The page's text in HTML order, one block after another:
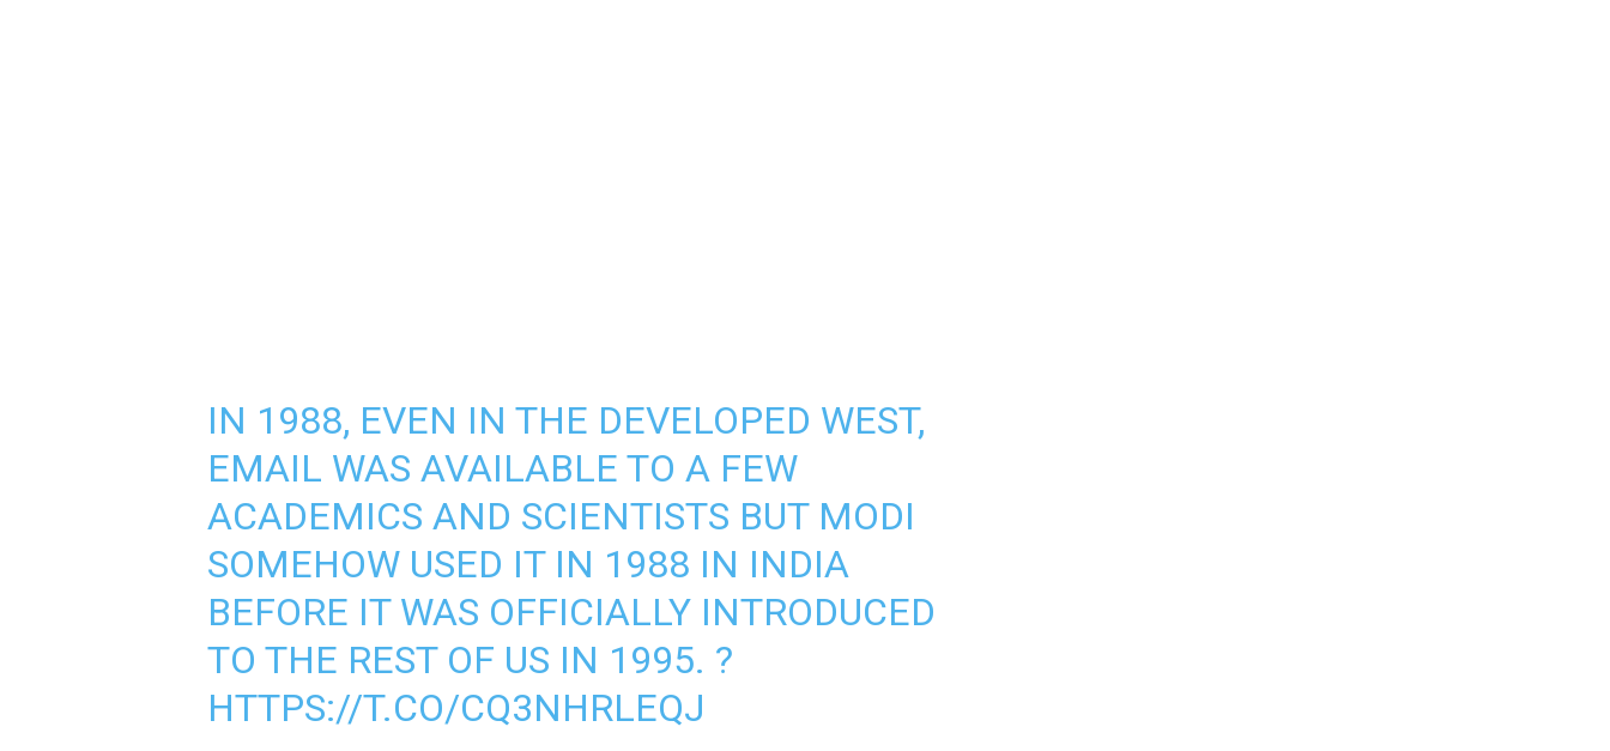
IN 1988, EVEN IN THE DEVELOPED WEST,
EMAIL WAS AVAILABLE TO A FEW
ACADEMICS AND SCIENTISTS BUT MODI
SOMEHOW USED IT IN 1988 IN INDIA
BEFORE IT WAS OFFICIALLY INTRODUCED
TO THE REST OF US IN 1995. ?
HTTPS://T.CO/CQ3NHRLEQJ